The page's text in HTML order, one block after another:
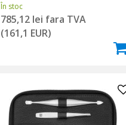
În stoc
785,12 lei fara TVA
(161,1 EUR)